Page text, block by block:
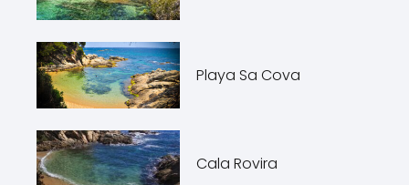
Playa Sa Cova
Cala Rovira